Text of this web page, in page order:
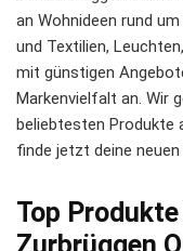
an Wohnideen rund
und Textilien,
mit günstigen
Markenvielfalt an. Wir
beliebtesten Produkte
finde jetzt deine
Top